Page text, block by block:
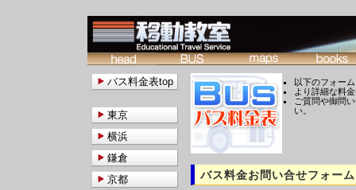
以下のフォー
より詳細な料
ご質問や御問
い。
バス料金お問い合せフォーム
バス料金表top
東京
横浜
鎌倉
京都